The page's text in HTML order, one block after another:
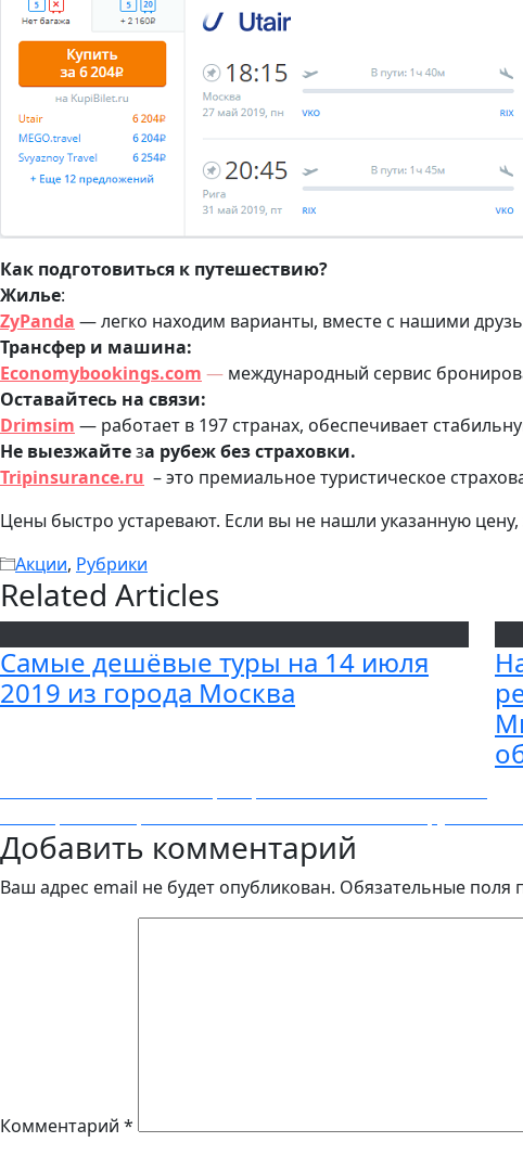
Как подготовиться к путешествию?
Жилье:
ZyPanda — легко находим варианты, вместе с нашими
Трансфер и машина:
Economybookings.com — международный сервис
Оставайтесь на связи:
Drimsim — работает в 197 странах, обеспечивает
Не выезжайтеза рубеж без страховки.
Tripinsurance.ru – это премиальное туристическое
Цены быстро устаревают. Если вы не нашли указанную
Акции, Рубрики
Related Articles
Самые дешёвые туры на 14 июля
2019 из города Москва
Навигация
по
записям
post:
Добавить комментарий
Ваш адрес email не будет опубликован. Обязательные поля
Комментарий *